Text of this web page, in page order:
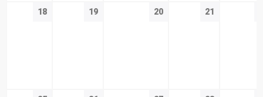
18 19 20 21